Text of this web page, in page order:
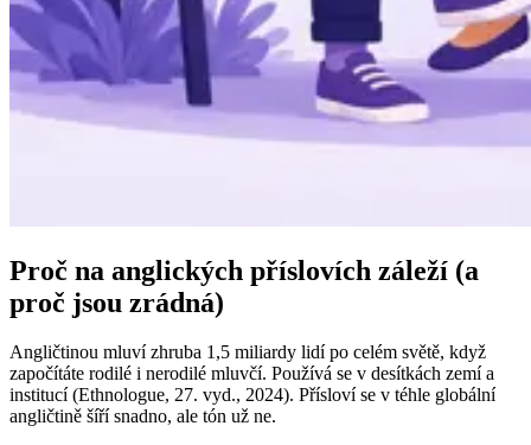
Proč na anglických příslovích záleží (a
proč jsou zrádná)
Angličtinou mluví zhruba 1,5 miliardy lidí po celém světě, když
započítáte rodilé i nerodilé mluvčí. Používá se v desítkách zemí a
institucí (Ethnologue, 27. vyd., 2024). Přísloví se v téhle globální
angličtině šíří snadno, ale tón už ne.